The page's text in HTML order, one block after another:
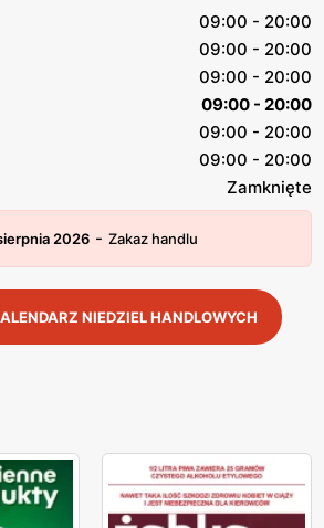
09:00 - 20:00
09:00 - 20:00
09:00 - 20:00
09:00 - 20:00
09:00 - 20:00
09:00 - 20:00
Zamknięte
2026 - Zakaz handlu
NIEDZIEL HANDLOWYCH